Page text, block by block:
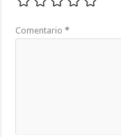
Comentario*